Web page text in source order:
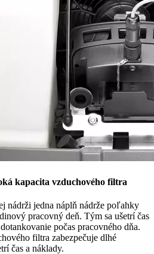
kapacita vzduchového filtra
nádrži jedna náplň nádrže poľahky
pracovný deň. Tým sa ušetrí čas
počas pracovného dňa.
filtra zabezpečuje dlhé
čas a náklady.